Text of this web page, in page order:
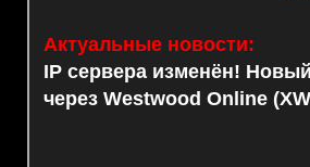
Актуальные новости:
IP сервера изменён!
через Westwood Online